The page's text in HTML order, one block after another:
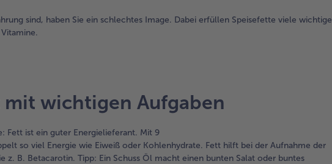
sind, haben Sie ein schlechtes Image. Dabei erfüllen Speisefette viele wichtige
wichtigen Aufgaben
Fett ist ein guter Energielieferant. Mit 9
so viel Energie wie Eiweiß oder Kohlenhydrate. Fett hilft bei der Aufnahme der
B. Betacarotin. Tipp: Ein Schuss Öl macht einen bunten Salat oder buntes